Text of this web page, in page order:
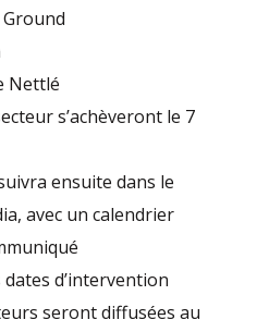
s’achèveront le 7
ensuite dans le
avec un calendrier
d’intervention
seront diffusées au